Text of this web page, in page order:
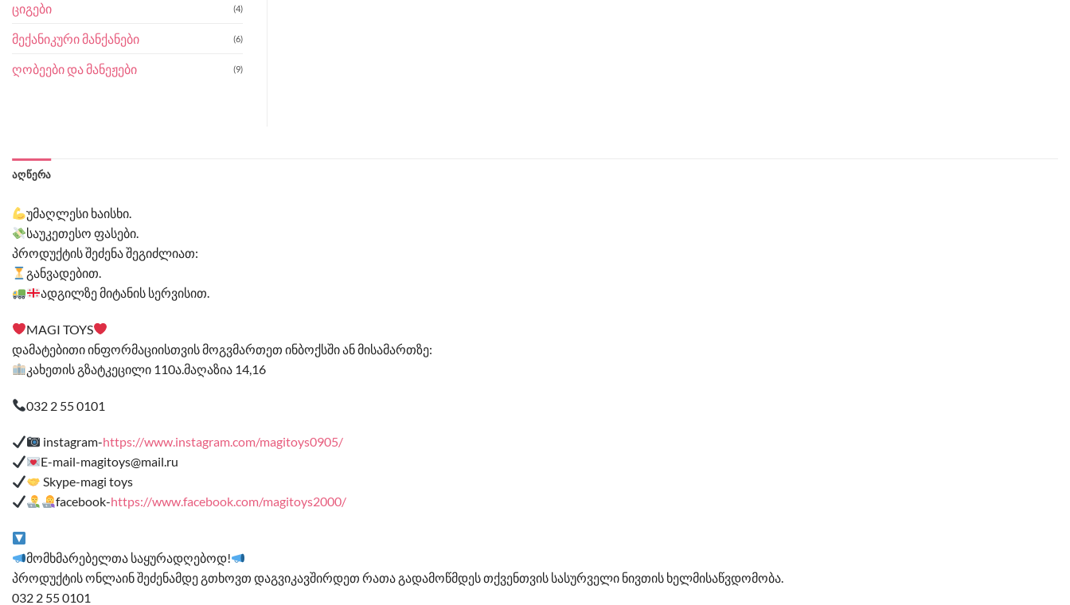
ციგები (4)
მექანიკური მანქანები (6)
ღობეები და მანეჟები (9)
ᲐᲦᲬᲔᲠᲐ
უმაღლესი ხაისხი.
საუკეთესო ფასები.
პროდუქტის შეძენა შეგიძლიათ:
განვადებით.
️ადგილზე მიტანის სერვისით.
MAGI TOYS
დამატებითი ინფორმაციისთვის მოგვმართეთ ინბოქსში ან მისამართზე:
კახეთის გზატკეცილი 110ა.მაღაზია 14,16
032 2 55 0101
instagram-https://www.instagram.com/magitoys0905/
E-mail-magitoys@mail.ru
Skype-magi toys
facebook-https://www.facebook.com/magitoys2000/
მომხმარებელთა საყურადღებოდ!
პროდუქტის ონლაინ შეძენამდე გთხოვთ დაგვიკავშირდეთ რათა გადამოწმდეს თქვენთვის სასურველი ნივთის ხელმისაწვდომობა.
032 2 55 0101